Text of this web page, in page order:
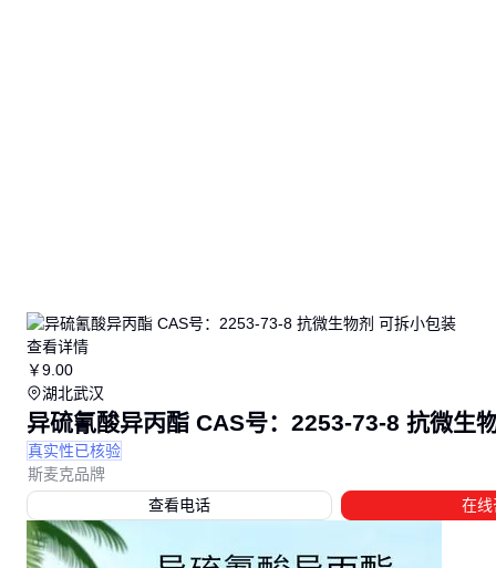
查看详情
￥9.00
湖北武汉
异硫氰酸异丙酯 CAS号：2253-73-8 抗微生
真实性已核验
斯麦克品牌
查看电话
在